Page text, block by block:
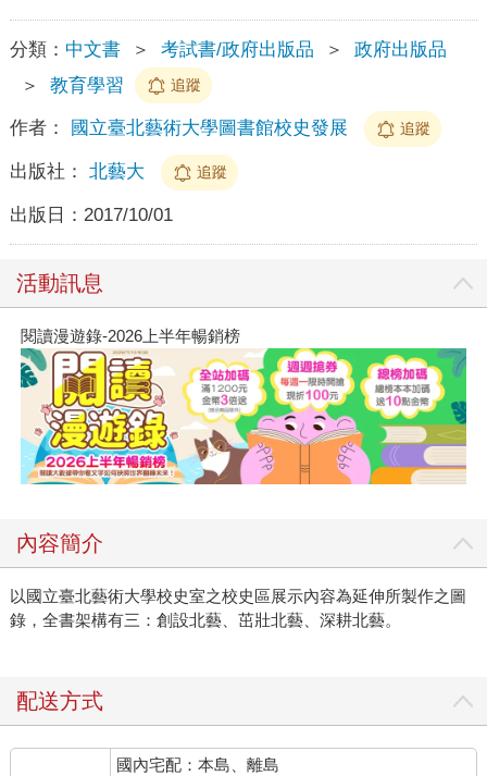
分類： 中文書 ＞ 考試書/政府出版品 ＞
政府出版品
＞
教育學習 追蹤
作者： 國立臺北藝術大學圖書館校史發展 追蹤
出版社： 北藝大 追蹤
出版日： 2017/10/01
活動訊息
閱讀漫遊錄-2026上半年暢銷榜
內容簡介
以國立臺北藝術大學校史室之校史區展示內容為延伸所製作之圖
錄，全書架構有三：創設北藝、茁壯北藝、深耕北藝。
配送方式
國內宅配：本島、離島